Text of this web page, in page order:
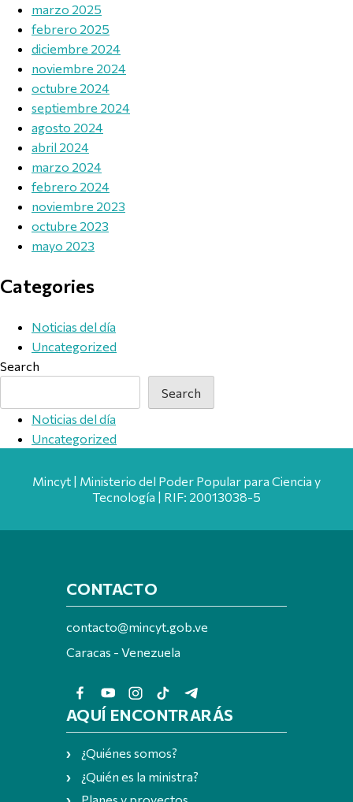
marzo 2025
febrero 2025
diciembre 2024
noviembre 2024
octubre 2024
septiembre 2024
agosto 2024
abril 2024
marzo 2024
febrero 2024
noviembre 2023
octubre 2023
mayo 2023
Categories
Noticias del día
Uncategorized
Search
Search
Noticias del día
Uncategorized
Mincyt | Ministerio del Poder Popular para Ciencia y
Tecnología | RIF: 20013038-5
CONTACTO
contacto@mincyt.gob.ve
Caracas - Venezuela
AQUÍ ENCONTRARÁS
¿Quiénes somos?
¿Quién es la ministra?